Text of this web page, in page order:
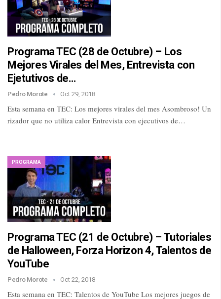
Programa TEC (28 de Octubre) – Los
Mejores Virales del Mes, Entrevista con
Ejetutivos de…
Pedro Morote Oct 29, 2018
Esta semana en TEC: Los mejores virales del mes Asombroso! Un
rizador que no utiliza calor Entrevista con ejecutivos de…
PROGRAMA
Programa TEC (21 de Octubre) – Tutoriales
de Halloween, Forza Horizon 4, Talentos de
YouTube
Pedro Morote Oct 22, 2018
Esta semana en TEC: Talentos de YouTube Los mejores juegos de